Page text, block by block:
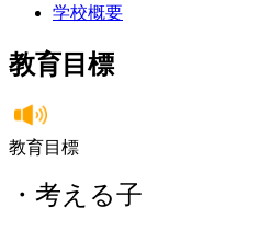
学校概要
教育目標
教育目標
・考える子